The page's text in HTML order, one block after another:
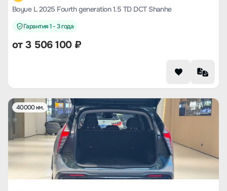
Boyue L 2025 Fourth generation 1.5 TD DCT Shanhe
Гарантия 1 - 3 года
от3 506 100₽
40000 км.